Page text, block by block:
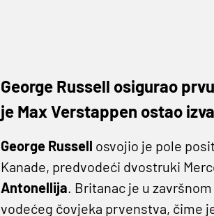
George Russell osigurao
je Max Verstappen ostao
George Russell osvojio je pole
Kanade, predvodeći dvostruki
Antonellija. Britanac je u
vodećeg čovjeka prvenstva, čime